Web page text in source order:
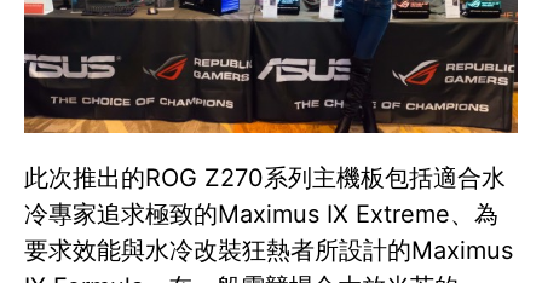
此次推出的ROG Z270系列主機板包括適合水
冷專家追求極致的Maximus IX Extreme、為
要求效能與水冷改裝狂熱者所設計的Maximus